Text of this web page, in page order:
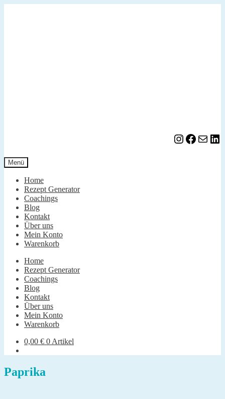
Instagram Facebook E-Mail LinkedIn
Menü
Home
Rezept Generator
Coachings
Blog
Kontakt
Über uns
Mein Konto
Warenkorb
Home
Rezept Generator
Coachings
Blog
Kontakt
Über uns
Mein Konto
Warenkorb
0,00 € 0 Artikel
Paprika